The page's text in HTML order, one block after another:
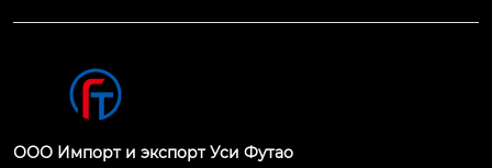
ООО Импорт и экспорт Уси Футао